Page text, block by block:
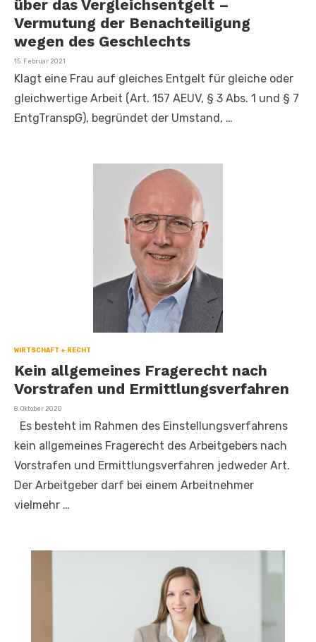
über das Vergleichsentgelt –
Vermutung der Benachteiligung
wegen des Geschlechts
Veröffentlicht
15. Februar 2021
Klagt eine Frau auf gleiches Entgelt für gleiche oder
gleichwertige Arbeit (Art. 157 AEUV, § 3 Abs. 1 und § 7
EntgTranspG), begründet der Umstand, …
WIRTSCHAFT + RECHT
Kein allgemeines Fragerecht nach
Vorstrafen und Ermittlungsverfahren
Veröffentlicht
8. Oktober 2020
Es besteht im Rahmen des Einstellungsverfahrens
kein allgemeines Fragerecht des Arbeitgebers nach
Vorstrafen und Ermittlungsverfahren jedweder Art.
Der Arbeitgeber darf bei einem Arbeitnehmer
vielmehr …